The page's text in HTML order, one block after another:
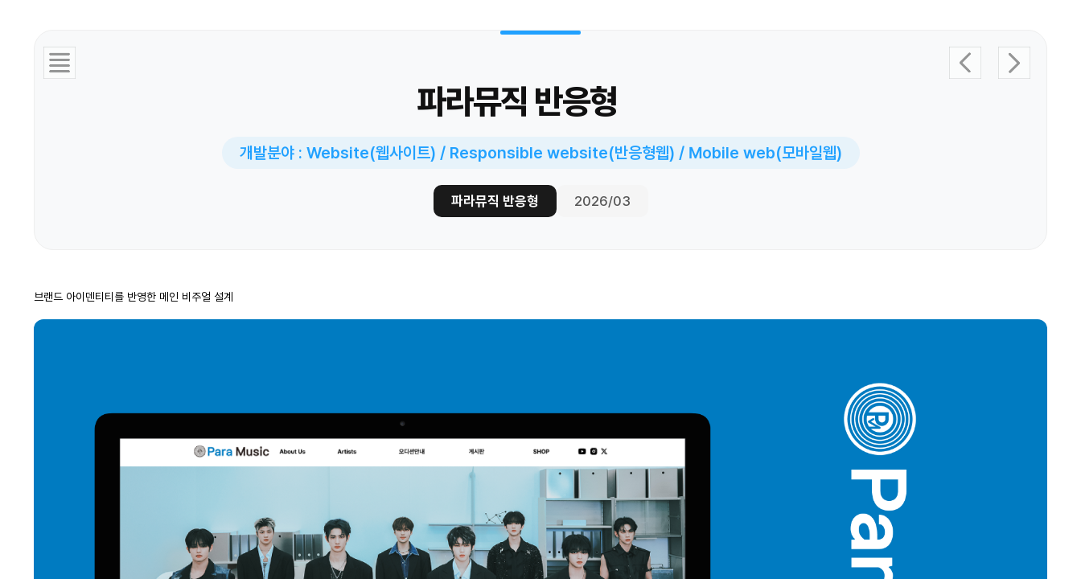
파라뮤직 반응형
개발분야 : Website(웹사이트) / Responsible website(반응형웹) / Mobile web(모바일웹)
파라뮤직 반응형 2026/03
브랜드 아이덴티티를 반영한 메인 비주얼 설계